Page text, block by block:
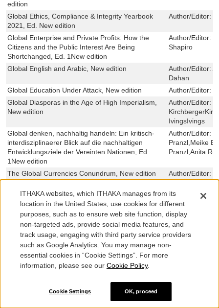
edition
Global Ethics, Compliance & Integrity Yearbook
2021, Ed. New edition
Author/Editor:
Global Enterprise and Private Profits: How the
Citizens and the Public Interest Are Being
Shortchanged, Ed. 1New edition
Author/Editor:
Shapiro
Global English and Arabic, New edition Author/Editor:
Dahan
Global Education Under Attack, New edition
Author/Editor:
Global Diasporas in the Age of High Imperialism,
New edition
Author/Editor:
IvingsIvings
Global denken, nachhaltig handeln: Ein kritisch-
interdisziplinaerer Blick auf die nachhaltigen
Entwicklungsziele der Vereinten Nationen, Ed.
1New edition
Author/Editor:
Pranzl,Meike
Pranzl,Anita
The Global Currencies Conundrum, New edition Author/Editor:
China–Africa Engagement through the Lens of
Football, Ed. 1New edition
Sullivan,Tobias
Global and Regional Powers: Relations, Problems
and Issues in the 21st Century, Ed. New edition
Author/Editor:
Global and European Trade Union Federations,
New edition
Author/Editor:
Platzer,Torsten
Glitzernder Kies und Synagogengestein, New
edition
Église catholique et crise socio-politique en RD
Congo: Analyse discursive de la parole épiscopale
catholique sur la paix, Ed. New edition
Author/Editor:
ITHAKA websites, which ITHAKA manages from its
location in the United States, use cookies for different
purposes, such as to ensure web site function, display
non-targeted ads, provide social media features, and
track usage, engaging with third party service providers
such as Google Analytics. You may manage non-
essential cookies in “Cookie Settings”. For more
information, please see our Cookie Policy.
Cookie Settings OK, proceed